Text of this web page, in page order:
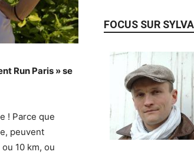
Run Paris » se
! Parce que
peuvent
10 km, ou
FOCUS SUR